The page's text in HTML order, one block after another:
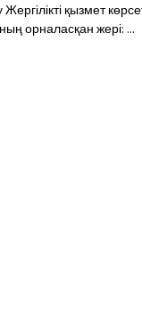
Жергілікті қызмет
орналасқан жері: ...